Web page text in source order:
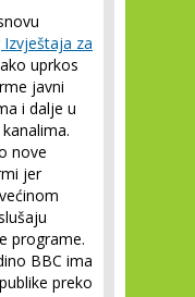
za
uprkos
javni
i dalje u
nove
jer
programe.
BBC ima
preko